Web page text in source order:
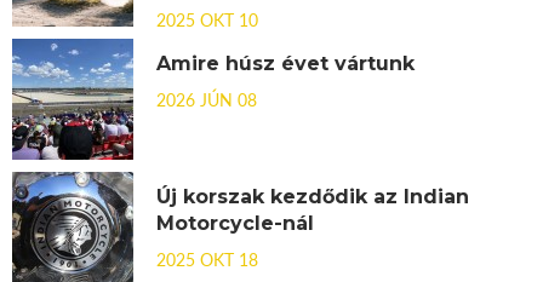
2025 OKT 10
Amire húsz évet vártunk
2026 JÚN 08
Új korszak kezdődik az Indian
Motorcycle-nál
2025 OKT 18